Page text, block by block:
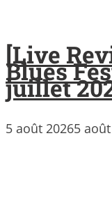
[Live
Blues
juillet
5 août 20265